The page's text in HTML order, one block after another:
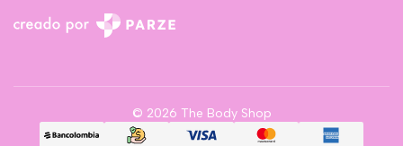
© 2026 The Body Shop